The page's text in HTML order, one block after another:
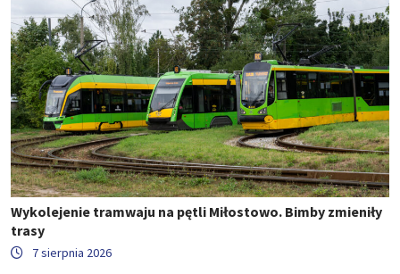
Wykolejenie tramwaju na pętli Miłostowo. Bimby zmieniły
trasy
7 sierpnia 2026